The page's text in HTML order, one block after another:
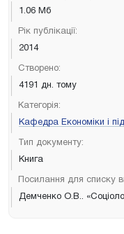
1.06 Мб
Рік публікації:
2014
Створено:
4191 дн. тому
Категорія:
Кафедра Економіки і
Тип документу:
Книга
Посилання для списку
Демченко О.В..